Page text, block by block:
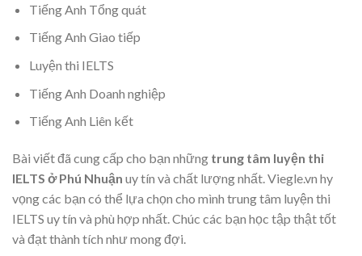
Tiếng Anh Tổng quát
Tiếng Anh Giao tiếp
Luyện thi IELTS
Tiếng Anh Doanh nghiệp
Tiếng Anh Liên kết
Bài viết đã cung cấp cho bạn những trung tâm luyện thi
IELTS ở Phú Nhuận uy tín và chất lượng nhất. Viegle.vn hy
vọng các bạn có thể lựa chọn cho mình trung tâm luyện thi
IELTS uy tín và phù hợp nhất. Chúc các bạn học tập thật tốt
và đạt thành tích như mong đợi.